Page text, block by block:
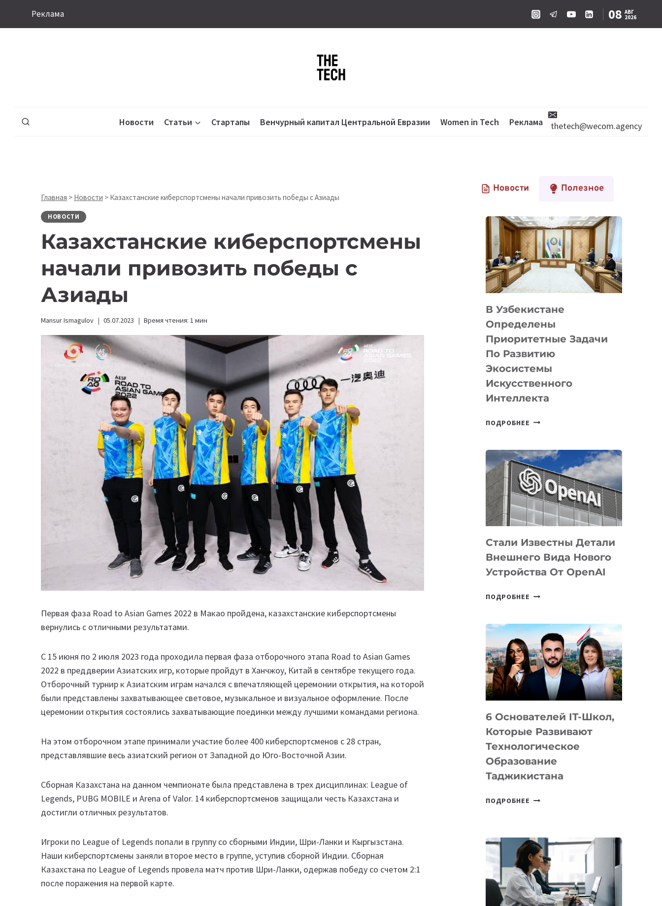
Реклама 08 АВГ
2026
Новости Статьи Стартапы Венчурный капитал Центральной Евразии Women in Tech Реклама thetech@wecom.agency
Главная > Новости > Казахстанские киберспортсмены начали привозить победы с Азиады
НОВОСТИ
Казахстанские киберспортсмены
начали привозить победы с
Азиады
Mansur Ismagulov 05.07.2023 Время чтения: 1 мин
Первая фаза Road to Asian Games 2022 в Макао пройдена, казахстанские киберспортсмены
вернулись с отличными результатами.
С 15 июня по 2 июля 2023 года проходила первая фаза отборочного этапа Road to Asian Games
2022 в преддверии Азиатских игр, которые пройдут в Ханчжоу, Китай в сентябре текущего года.
Отборочный турнир к Азиатским играм начался с впечатляющей церемонии открытия, на которой
были представлены захватывающее световое, музыкальное и визуальное оформление. После
церемонии открытия состоялись захватывающие поединки между лучшими командами региона.
На этом отборочном этапе принимали участие более 400 киберспортсменов с 28 стран,
представлявшие весь азиатский регион от Западной до Юго-Восточной Азии.
Сборная Казахстана на данном чемпионате была представлена в трех дисциплинах: League of
Legends, PUBG MOBILE и Arena of Valor. 14 киберспортсменов защищали честь Казахстана и
достигли отличных результатов.
Игроки по League of Legends попали в группу со сборными Индии, Шри-Ланки и Кыргызстана.
Наши киберспортсмены заняли второе место в группе, уступив сборной Индии. Сборная
Казахстана по League of Legends провела матч против Шри-Ланки, одержав победу со счетом 2:1
после поражения на первой карте.
Новости Полезное
В Узбекистане
Определены
Приоритетные Задачи
По Развитию
Экосистемы
Искусственного
Интеллекта
ПОДРОБНЕЕ В
ПРИОРИТЕТНЫЕ
ЗАДАЧИ
ПО
РАЗВИТИЮ
ЭКОСИСТЕМЫ
ИСКУССТВЕННОГО
Стали Известны Детали
Внешнего Вида Нового
Устройства От OpenAI
ПОДРОБНЕЕ СТАЛИ
ВНЕШНЕГО
ВИДА
НОВОГО
УСТРОЙСТВА
OPENAI
6 Основателей IT-Школ,
Которые Развивают
Технологическое
Образование
Таджикистана
ПОДРОБНЕЕ
КОТОРЫЕ
РАЗВИВАЮТ
ТЕХНОЛОГИЧЕСКОЕ
ОБРАЗОВАНИЕ
ТАДЖИКИСТАНА